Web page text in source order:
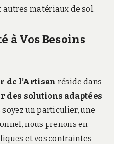
matériaux de sol.
à Vos Besoins
de l’Artisan réside dans
des solutions adaptées
soyez un particulier, une
nous prenons en
et vos contraintes